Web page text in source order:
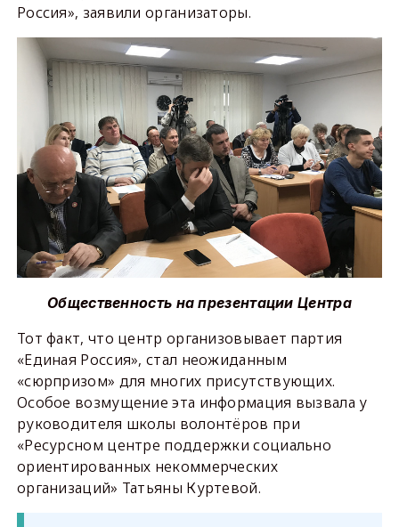
Россия», заявили организаторы.
Общественность на презентации Центра
Тот факт, что центр организовывает партия
«Единая Россия», стал неожиданным
«сюрпризом» для многих присутствующих.
Особое возмущение эта информация вызвала у
руководителя школы волонтёров при
«Ресурсном центре поддержки социально
ориентированных некоммерческих
организаций» Татьяны Куртевой.